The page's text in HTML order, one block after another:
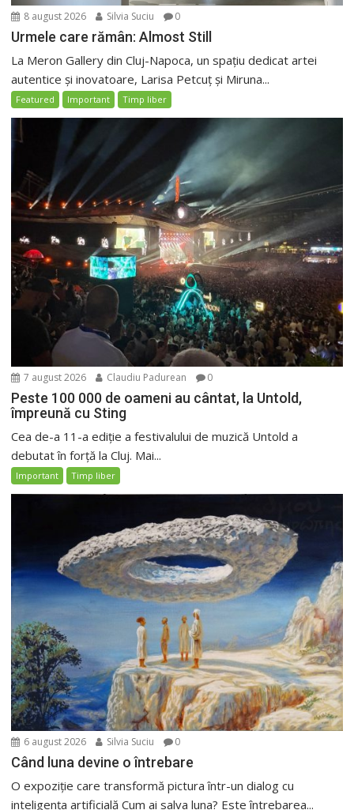
8 august 2026 Silvia Suciu 0
Urmele care rămân: Almost Still
La Meron Gallery din Cluj-Napoca, un spațiu dedicat artei
autentice și inovatoare, Larisa Petcuț și Miruna...
Featured Important Timp liber
7 august 2026 Claudiu Padurean 0
Peste 100 000 de oameni au cântat, la Untold,
împreună cu Sting
Cea de-a 11-a ediție a festivalului de muzică Untold a
debutat în forță la Cluj. Mai...
Important Timp liber
6 august 2026 Silvia Suciu 0
Când luna devine o întrebare
O expoziție care transformă pictura într-un dialog cu
inteligența artificială Cum ai salva luna? Este întrebarea...